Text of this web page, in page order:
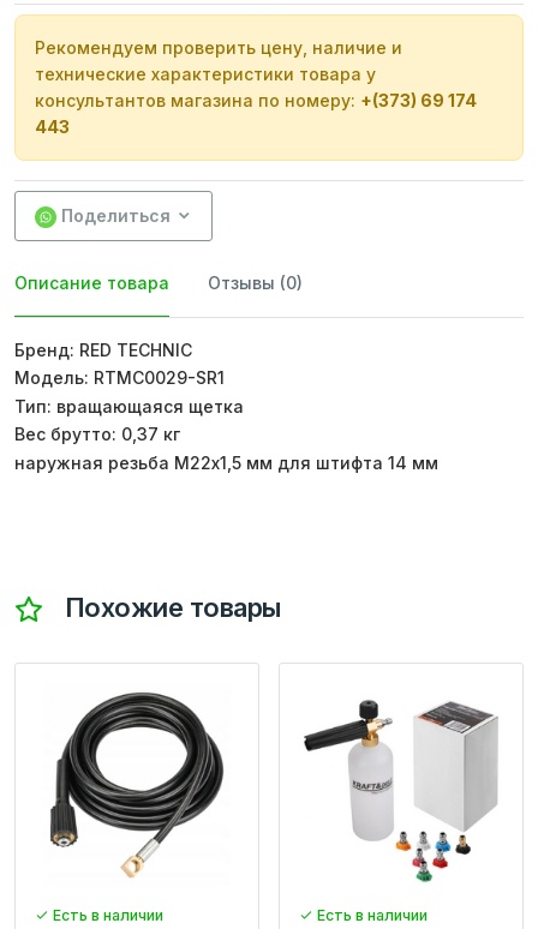
Рекомендуем проверить цену, наличие и
технические характеристики товара у
консультантов магазина по номеру: +(373) 69 174
443
Поделиться
Описание товара Отзывы (0)
Бренд: RED TECHNIC
Модель: RTMC0029-SR1
Тип: вращающаяся щетка
Вес брутто: 0,37 кг
наружная резьба М22х1,5 мм для штифта 14 мм
Похожие товары
Есть в наличии Есть в наличии